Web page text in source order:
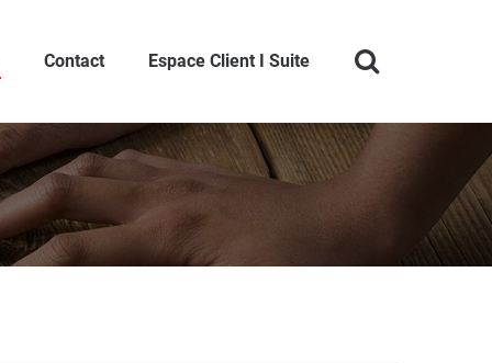
Contact Espace Client I Suite